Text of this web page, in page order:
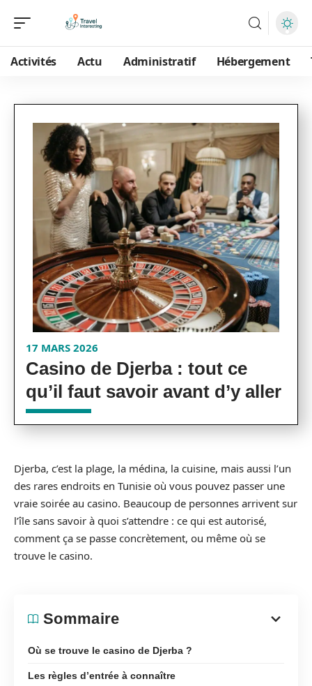
Activités Actu Administratif Hébergement
17 MARS 2026
Casino de Djerba : tout ce
qu’il faut savoir avant d’y aller
Djerba, c’est la plage, la médina, la cuisine, mais aussi l’un
des rares endroits en Tunisie où vous pouvez passer une
vraie soirée au casino. Beaucoup de personnes arrivent sur
l’île sans savoir à quoi s’attendre : ce qui est autorisé,
comment ça se passe concrètement, ou même où se
trouve le casino.
Sommaire
Où se trouve le casino de Djerba ?
Les règles d’entrée à connaître